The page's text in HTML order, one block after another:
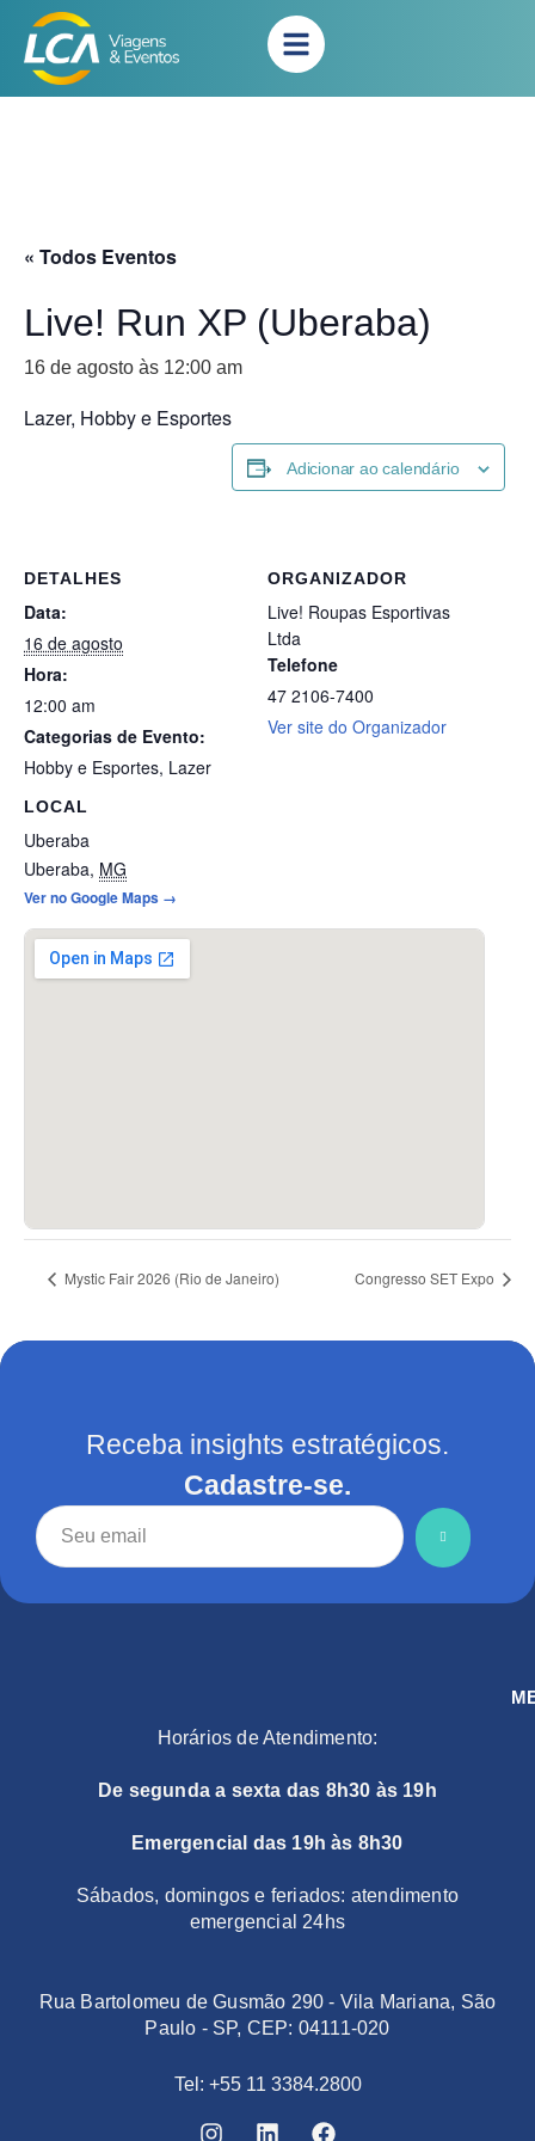
« Todos Eventos
Live! Run XP (Uberaba)
16 de agosto às 12:00 am
Lazer, Hobby e Esportes
Adicionar ao calendário
DETALHES
Data:
16 de agosto
Hora:
12:00 am
Categorias de Evento:
Hobby e Esportes, Lazer
LOCAL
Uberaba
Uberaba, MG
Ver no Google Maps →
ORGANIZADOR
Live! Roupas Esportivas
Ltda
Telefone
47 2106-7400
Ver site do Organizador
Mystic Fair 2026 (Rio de Janeiro) Congresso SET Expo
Receba insights estratégicos.
Cadastre-se.
Horários de Atendimento:
De segunda a sexta das 8h30 às 19h
Emergencial das 19h às 8h30
Sábados, domingos e feriados: atendimento
emergencial 24hs
Rua Bartolomeu de Gusmão 290 - Vila Mariana, São
Paulo - SP, CEP: 04111-020
Tel: +55 11 3384.2800